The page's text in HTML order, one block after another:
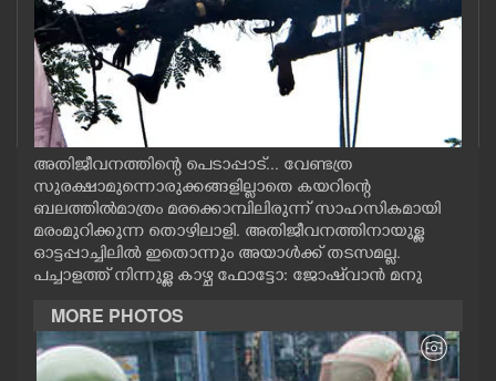
OPINION
PHOTOS
LIFESTYLE
SPIRITUAL
INFO+
ART
അതിജീവനത്തിന്റെ പെടാപ്പാട്... വേണ്ടത്ര
സുരക്ഷാമുന്നൊരുക്കങ്ങളില്ലാതെ കയറിന്റെ
ബലത്തിൽമാത്രം മരക്കൊമ്പിലിരുന്ന് സാഹസികമായി
മരംമുറിക്കുന്ന തൊഴിലാളി. അതിജീവനത്തിനായുള്ള
ഓട്ടപ്പാച്ചിലിൽ ഇതൊന്നും അയാൾക്ക് തടസമല്ല.
പച്ചാളത്ത് നിന്നുള്ള കാഴ്ച ഫോട്ടോ: ജോഷ്‌വാൻ മനു
MORE PHOTOS